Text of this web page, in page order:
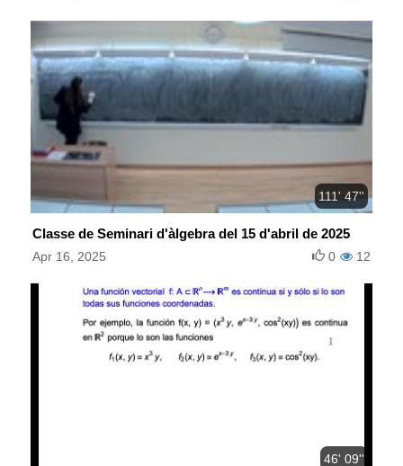
111' 47''
Classe de Seminari d'àlgebra del 15 d'abril de 2025
Apr 16, 2025 12
0
46' 09''